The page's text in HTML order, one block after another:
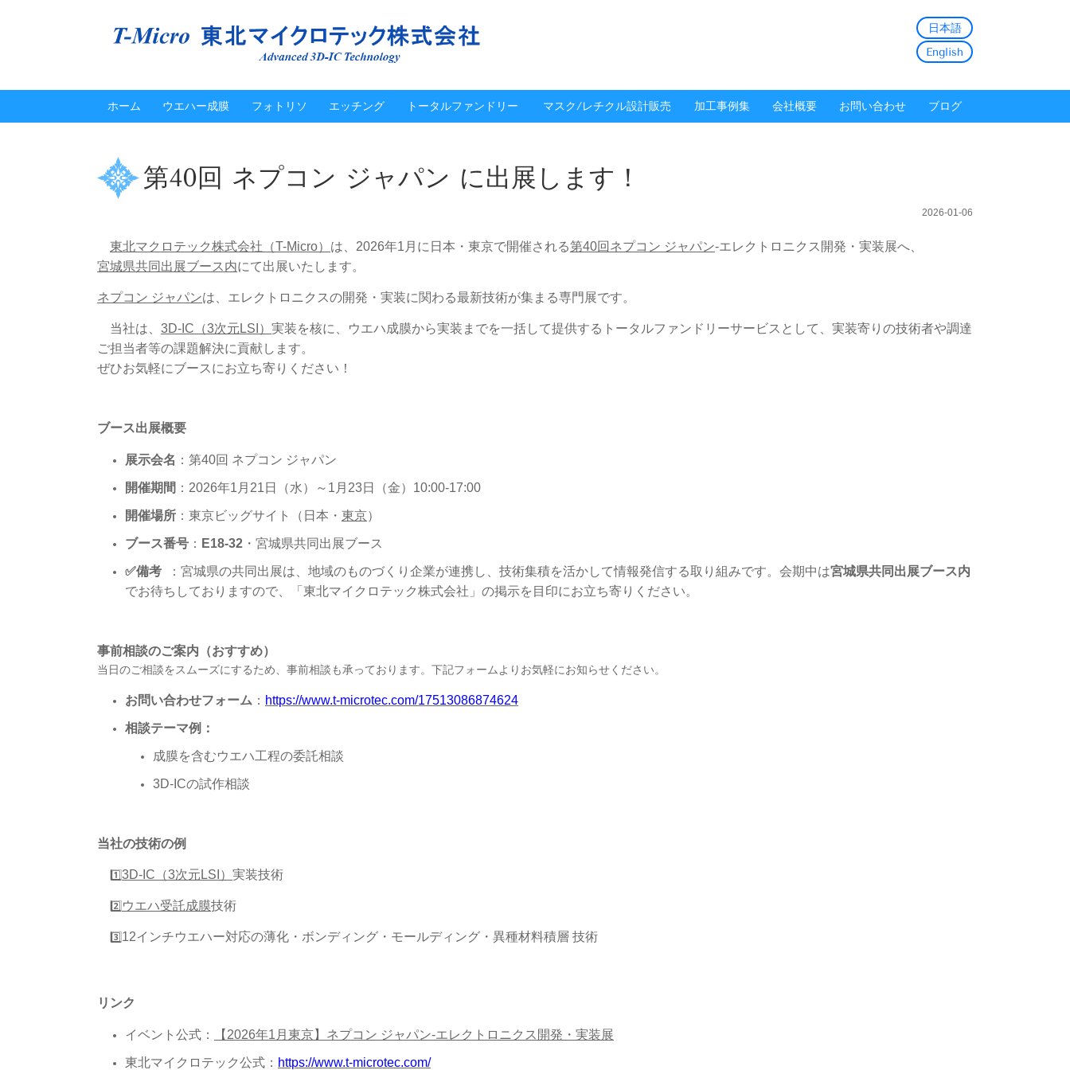
日本語
English
ホーム ウエハー成膜 フォトリソ エッチング トータルファンドリー マスク/レチクル設計販売 加工事例集 会社概要 お問い合わせ ブログ
第40回 ネプコン ジャパン に出展します！
2026-01-06
東北マクロテック株式会社（T-Micro） は、2026年1月に日本・東京で開催される第40回ネプコン ジャパン-エレクトロニクス開発・実装展へ、
宮城県共同出展ブース内にて出展いたします。
ネプコン ジャパンは、エレクトロニクスの開発・実装に関わる最新技術が集まる専門展です。
当社は、 3D-IC（3次元LSI） 実装を核に、ウエハ成膜から実装までを一括して提供するトータルファンドリーサービスとして、実装寄りの技術者や調達
ご担当者等の課題解決に貢献します。
ぜひお気軽にブースにお立ち寄りください！
ブース出展概要
展示会名 ：第40回 ネプコン ジャパン
開催期間 ：2026年1月21日（水）～1月23日（金）10:00-17:00
開催場所 ：東京ビッグサイト（日本・ 東京）
ブース番号 ： E18-32 ・宮城県共同出展ブース
✅備考 ：宮城県の共同出展は、地域のものづくり企業が連携し、技術集積を活かして情報発信する取り組みです。会期中は宮城県共同出展ブース内
でお待ちしておりますので、「東北マイクロテック株式会社」の掲示を目印にお立ち寄りください。
事前相談のご案内（おすすめ）
当日のご相談をスムーズにするため、事前相談も承っております。下記フォームよりお気軽にお知らせください。
お問い合わせフォーム ： https://www.t-microtec.com/17513086874624
相談テーマ例：
成膜を含むウエハ工程の委託相談
3D-ICの試作相談
当社の技術の例
1️⃣3D-IC（3次元LSI） 実装技術
2️⃣ ウエハ受託成膜技術
3️⃣12インチウエハー対応の薄化・ボンディング・モールディング・異種材料積層 技術
リンク
イベント公式： 【2026年1月東京】ネプコン ジャパン-エレクトロニクス開発・実装展
東北マイクロテック公式： https://www.t-microtec.com/